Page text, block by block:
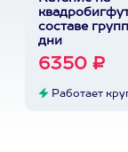
составе
дни
6350 ₽
Работает